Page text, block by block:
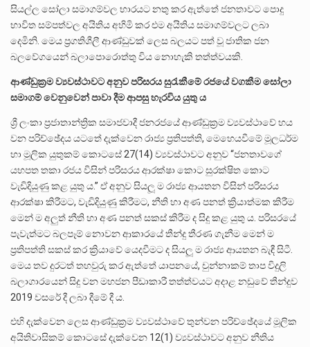
සියල්ල සෝලා සමාගම්වල භාරයට නතු කර ඇත්තේ ජනතාවට පොදු
භාවිත සම්පත්වල අයිතිය අහිමි කර එම අයිතිය සමාගම්වලට ලබා
දෙමිනි. මෙය ප්‍රගතිශීලී ආණ්ඩුවක් ලෙස බලයට පත් වූ ජාතික ජන
බලවේගයෙන් බලාපොරොත්තු විය නොහැකි තත්ත්වයකි.
ආණ්ඩුක්‍රම ව්‍යවස්ථාවට අනුව පරිසරය සුරැකීමේ රජයේ වගකීම සෝලා
සමාගම් වෙනුවෙන් පාවා දීම ආපසු හැරවිය යුතු ය
ශ්‍රී ලංකා ප්‍රජාතාන්ත්‍රික සමාජවාදී ජනරජයේ ආණ්ඩුක්‍රම ව්‍යවස්ථාවේ හය
වන පරිච්ඡේදය යටතේ දැක්වෙන රාජ්‍ය ප්‍රතිපත්ති, මෙහෙයවීමේ මූලධර්ම
හා මූලික යුතුකම් කොටසේ 27(14) ව්‍යවස්ථාවට අනුව “ජනතාවගේ
යහපත තකා රජය විසින් පරිසරය ආරක්ෂා කොට සුරක්ෂිත කොට
වැඩිදියුණු කළ යුතු ය.” ඒ අනුව සියලූ ම රාජ්‍ය ආයතන විසින් පරිසරය
ආරක්ෂා කිරීමට, වැඩිදියුණු කිරීමට, නීති හා අණ පනත් ක්‍රියාත්මක කිරීම
මෙන් ම අලුත් නීති හා අණ පනත් සකස් කිරීම ද සිදු කළ යුතු ය. පරිසරයේ
පැවැත්මට බලපෑම් නොවන ආකාරයේ තීන්දු තීරණ ගැනීම මෙන් ම
ප්‍රතිපත්ති සකස් කර ක්‍රියාවේ යෙදවීමට ද සියලූ ම රාජ්‍ය ආයතන බැඳී සිටී.
මෙය තව දුරටත් තහවුරු කර ඇත්තේ යාපනයේ, චුන්නාකම් තාප විදුලි
බලාගාරයෙන් සිදු වන මහජන පීඩාකාරී තත්ත්වයට අදාළ නඩුවේ තීන්දුව
2019 වසරේ දී ලබා දීමේ දී ය.
එහි දැක්වෙන ලෙස ආණ්ඩුක්‍රම ව්‍යවස්ථාවේ තුන්වන පරිච්ඡේදයේ මූලික
අයිතිවාසිකම් කොටසේ දැක්වෙන 12(1) ව්‍යවස්ථාවට අනුව නීතිය